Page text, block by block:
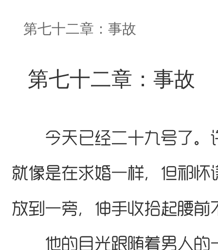
第七十二章：事故
第七十二章：事故